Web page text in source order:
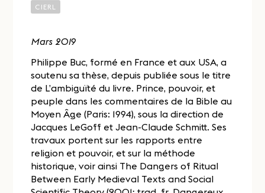
CIERL
Mars 2019
Philippe Buc, formé en France et aux USA, a
soutenu sa thèse, depuis publiée sous le titre
de L’ambiguïté du livre. Prince, pouvoir, et
peuple dans les commentaires de la Bible au
Moyen Âge (Paris: 1994), sous la direction de
Jacques LeGoff et Jean-Claude Schmitt. Ses
travaux portent sur les rapports entre
religion et pouvoir, et sur la méthode
historique, voir ainsi The Dangers of Ritual
Between Early Medieval Texts and Social